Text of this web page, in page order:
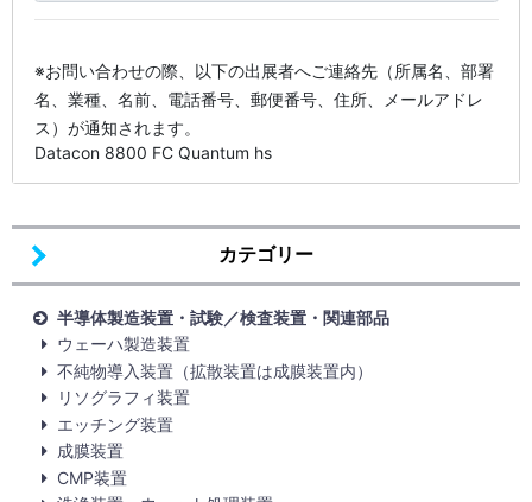
カテゴリー
半導体製造装置・試験／検査装置・関連部品
ウェーハ製造装置
不純物導入装置（拡散装置は成膜装置内）
リソグラフィ装置
エッチング装置
成膜装置
CMP装置
※お問い合わせの際、以下の出展者へご連絡先（所属名、部署
名、業種、名前、電話番号、郵便番号、住所、メールアドレ
ス）が通知されます。
Datacon 8800 FC Quantum hs